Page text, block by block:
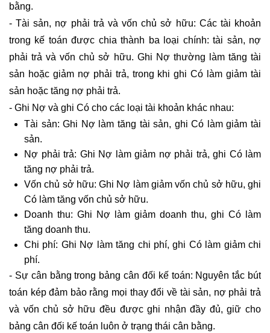
bằng.
- Tài sản, nợ phải trả và vốn chủ sở hữu: Các tài khoản
trong kế toán được chia thành ba loại chính: tài sản, nợ
phải trả và vốn chủ sở hữu. Ghi Nợ thường làm tăng tài
sản hoặc giảm nợ phải trả, trong khi ghi Có làm giảm tài
sản hoặc tăng nợ phải trả.
- Ghi Nợ và ghi Có cho các loại tài khoản khác nhau:
Tài sản: Ghi Nợ làm tăng tài sản, ghi Có làm giảm tài
sản.
Nợ phải trả: Ghi Nợ làm giảm nợ phải trả, ghi Có làm
tăng nợ phải trả.
Vốn chủ sở hữu: Ghi Nợ làm giảm vốn chủ sở hữu, ghi
Có làm tăng vốn chủ sở hữu.
Doanh thu: Ghi Nợ làm giảm doanh thu, ghi Có làm
tăng doanh thu.
Chi phí: Ghi Nợ làm tăng chi phí, ghi Có làm giảm chi
phí.
- Sự cân bằng trong bảng cân đối kế toán: Nguyên tắc bút
toán kép đảm bảo rằng mọi thay đổi về tài sản, nợ phải trả
và vốn chủ sở hữu đều được ghi nhận đầy đủ, giữ cho
bảng cân đối kế toán luôn ở trạng thái cân bằng.